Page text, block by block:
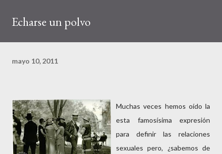
Echarse un polvo
mayo 10, 2011
Muchas veces hemos oído la
esta famosísima expresión
para definir las relaciones
sexuales pero, ¿sabemos de